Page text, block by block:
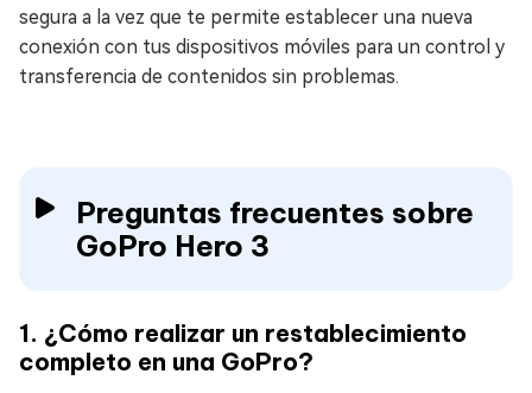
segura a la vez que te permite establecer una nueva
conexión con tus dispositivos móviles para un control y
transferencia de contenidos sin problemas.
Preguntas frecuentes sobre
GoPro Hero 3
1. ¿Cómo realizar un restablecimiento
completo en una GoPro?